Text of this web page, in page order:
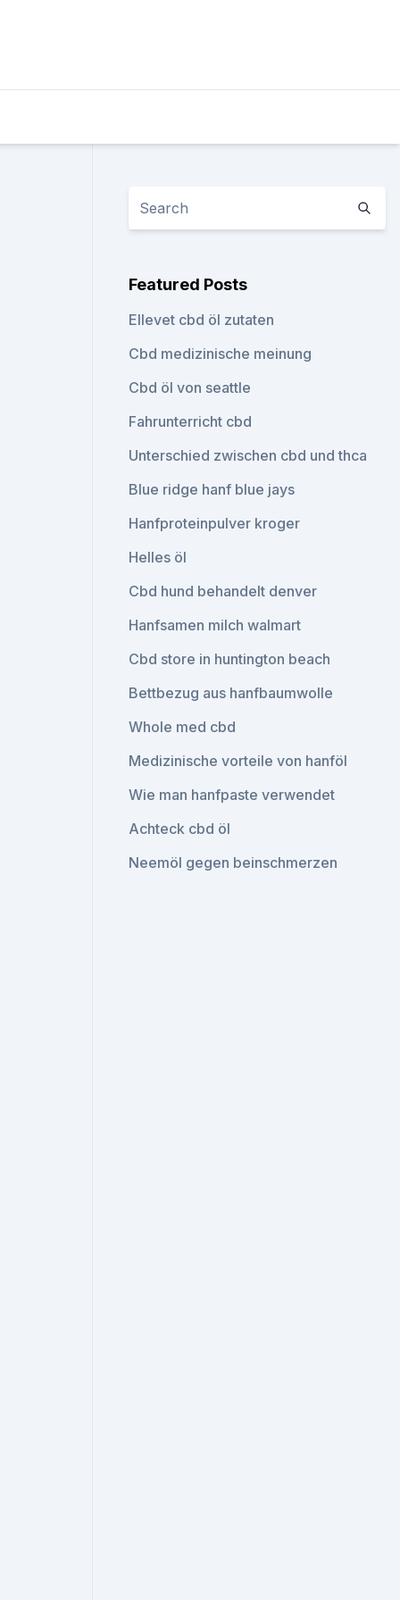
Featured Posts
Ellevet cbd öl zutaten
Cbd medizinische meinung
Cbd öl von seattle
Fahrunterricht cbd
Unterschied zwischen cbd und thca
Blue ridge hanf blue jays
Hanfproteinpulver kroger
Helles öl
Cbd hund behandelt denver
Hanfsamen milch walmart
Cbd store in huntington beach
Bettbezug aus hanfbaumwolle
Whole med cbd
Medizinische vorteile von hanföl
Wie man hanfpaste verwendet
Achteck cbd öl
Neemöl gegen beinschmerzen